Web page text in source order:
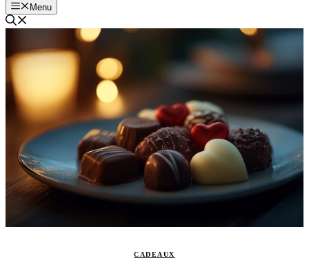
Menu
CADEAUX